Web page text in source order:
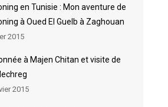
en Tunisie : Mon aventure de
à Oued El Guelb à Zaghouan
2015
à Majen Chitan et visite de
2015